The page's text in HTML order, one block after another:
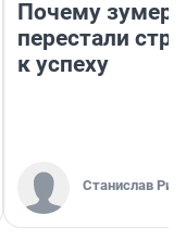
Почему
перестали
к успеху
Станислав